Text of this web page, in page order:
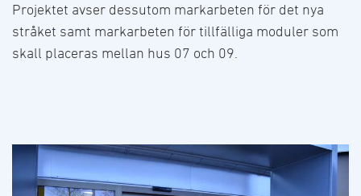
Projektet avser dessutom markarbeten för det nya
stråket samt markarbeten för tillfälliga moduler som
skall placeras mellan hus 07 och 09.